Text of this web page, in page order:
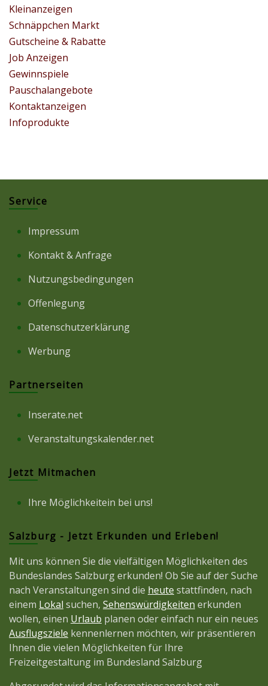
Kleinanzeigen
Schnäppchen Markt
Gutscheine & Rabatte
Job Anzeigen
Gewinnspiele
Pauschalangebote
Kontaktanzeigen
Infoprodukte
Service
Impressum
Kontakt & Anfrage
Nutzungsbedingungen
Offenlegung
Datenschutzerklärung
Werbung
Partnerseiten
Inserate.net
Veranstaltungskalender.net
Jetzt Mitmachen
Ihre Möglichkeitein bei uns!
Salzburg - Jetzt Erkunden und Erleben!
Mit uns können Sie die vielfältigen Möglichkeiten des
Bundeslandes Salzburg erkunden! Ob Sie auf der Suche
nach Veranstaltungen sind die heute stattfinden, nach
einem Lokal suchen, Sehenswürdigkeiten erkunden
wollen, einen Urlaub planen oder einfach nur ein neues
Ausflugsziele kennenlernen möchten, wir präsentieren
Ihnen die vielen Möglichkeiten für Ihre
Freizeitgestaltung im Bundesland Salzburg